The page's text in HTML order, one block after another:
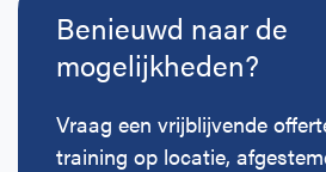
Direct boeken
Inloggen
Benieuwd naar de
mogelijkheden?
Vraag een vrijblijvende
training op locatie,